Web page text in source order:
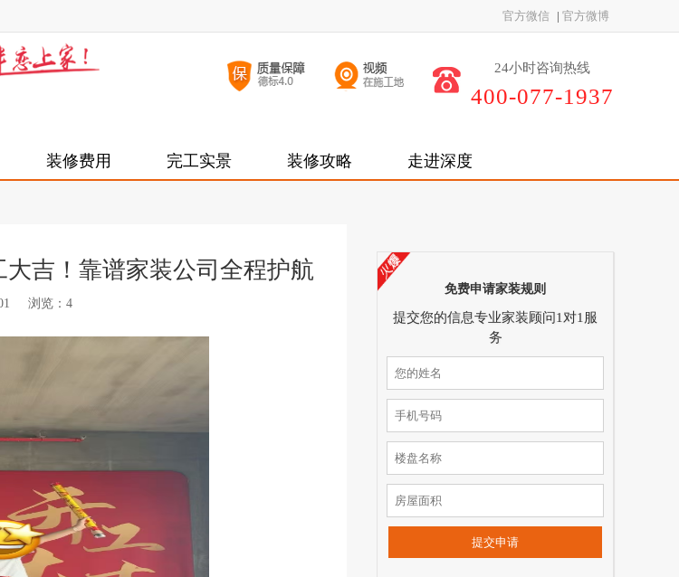
官方微信 | 官方微博
24小时咨询热线
400-077-1937
装修费用 完工实景 装修攻略 走进深度
吉！靠谱家装公司全程护航
浏览： 4
免费申请家装规则
提交您的信息专业家装顾问1对1服
务
提交申请